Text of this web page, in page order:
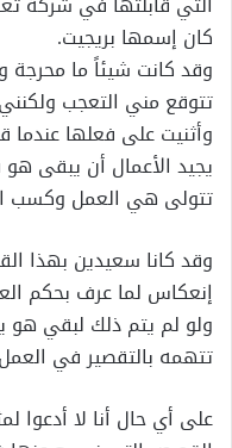
كان إسمها بريجيت.
وقد كانت شيئاً ما
تتوقع مني التعجب
وأثنيت على فعلها عندما
يجيد الأعمال أن يبقى هو
تتولى هي العمل وكسب
وقد كانا سعيدين بهذا
إنعكاس لما عرف بحكم
ولو لم يتم ذلك لبقي هو
تتهمه بالتقصير في
على أي حال أنا لا أدعوا